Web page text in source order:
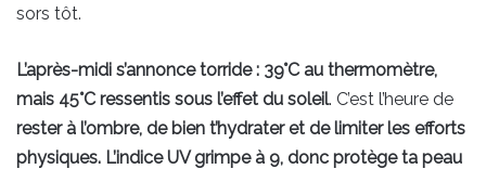
sors tôt.
L’après-midi s’annonce torride : 39°C au thermomètre,
mais 45°C ressentis sous l’effet du soleil. C’est l’heure de
rester à l’ombre, de bien t’hydrater et de limiter les efforts
physiques. L’indice UV grimpe à 9, donc protège ta peau